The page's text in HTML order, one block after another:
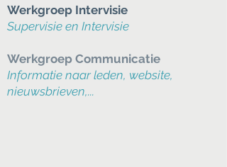
Werkgroep Intervisie
Supervisie en Intervisie
Werkgroep Communicatie
Informatie naar leden, website,
nieuwsbrieven,...